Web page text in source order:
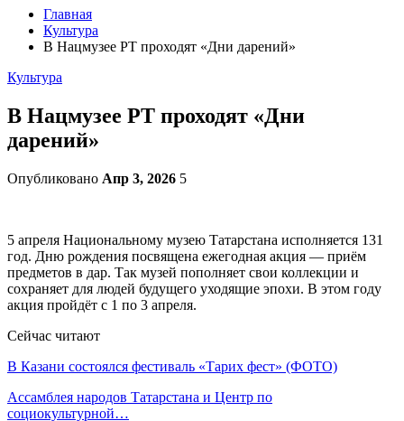
Главная
Культура
В Нацмузее РТ проходят «Дни дарений»
Культура
В Нацмузее РТ проходят «Дни
дарений»
Опубликовано Апр 3, 2026 5
5 апреля Национальному музею Татарстана исполняется 131
год. Дню рождения посвящена ежегодная акция — приём
предметов в дар. Так музей пополняет свои коллекции и
сохраняет для людей будущего уходящие эпохи. В этом году
акция пройдёт с 1 по 3 апреля.
Сейчас читают
В Казани состоялся фестиваль «Тарих фест» (ФОТО)
Ассамблея народов Татарстана и Центр по
социокультурной…